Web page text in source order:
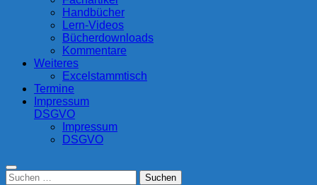
Handbücher
Lern-Videos
Bücherdownloads
Kommentare
Weiteres
Excelstammtisch
Termine
Impressum
DSGVO
Impressum
DSGVO
Suchen